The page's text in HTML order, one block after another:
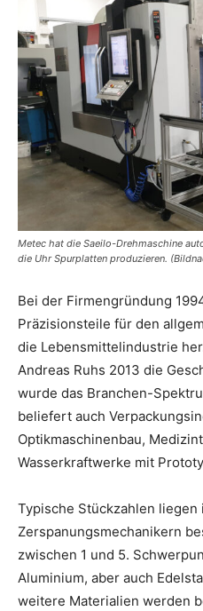
Metec hat die Saeilo-Drehmaschine
die Uhr Spurplatten produzieren.
Bei der Firmengründung
Präzisionsteile für den
die Lebensmittelindustrie
Andreas Ruhs 2013 die
wurde das Branchen-
beliefert auch
Optikmaschinenbau,
Wasserkraftwerke mit
Typische Stückzahlen liegen
Zerspanungsmechanikern
zwischen 1 und 5.
Aluminium, aber auch
weitere Materialien werden